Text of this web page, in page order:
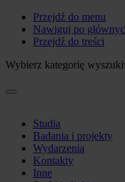
Przejdź do menu
Nawiguj po
Przejdź do treści
Wybierz kategorię
Studia
Badania i projekty
Wydarzenia
Kontakty
Inne